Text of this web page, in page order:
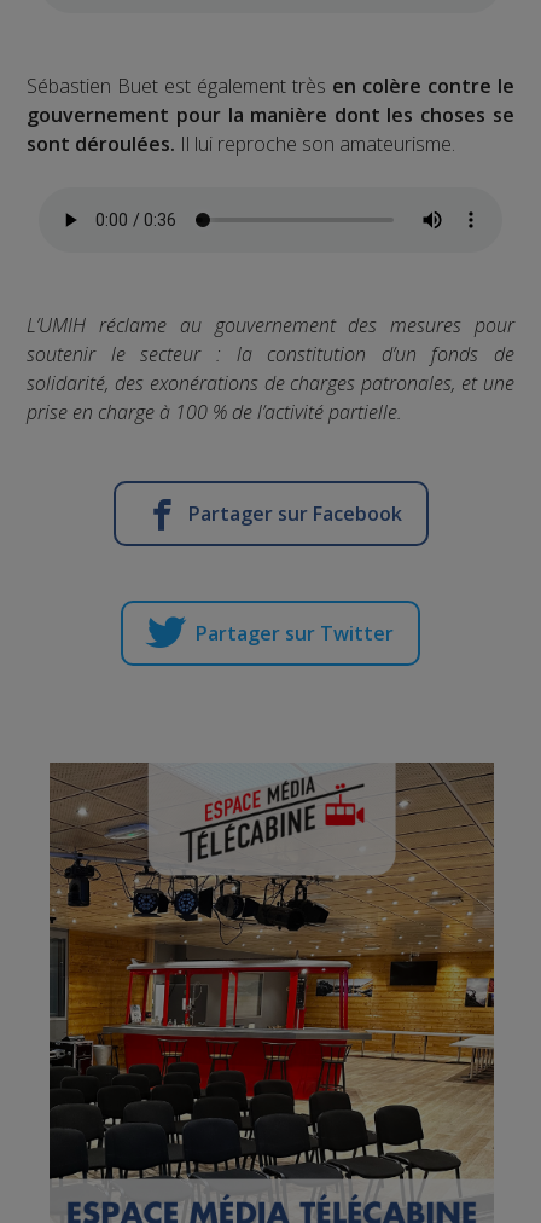
Sébastien Buet est également très en colère contre le
gouvernement pour la manière dont les choses se
sont déroulées. Il lui reproche son amateurisme.
L’UMIH réclame au gouvernement des mesures pour
soutenir le secteur : la constitution d’un fonds de
solidarité, des exonérations de charges patronales, et une
prise en charge à 100 % de l’activité partielle.
Partager sur Facebook
Partager sur Twitter